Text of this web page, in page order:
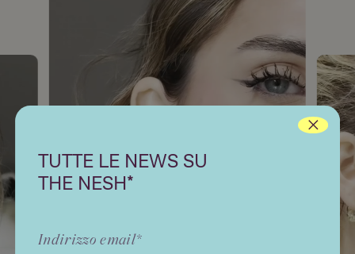
TUTTE LE NEWS SU
THE NESH*
Hai dubbi?
SCOPRI LA TUA TAGLIA